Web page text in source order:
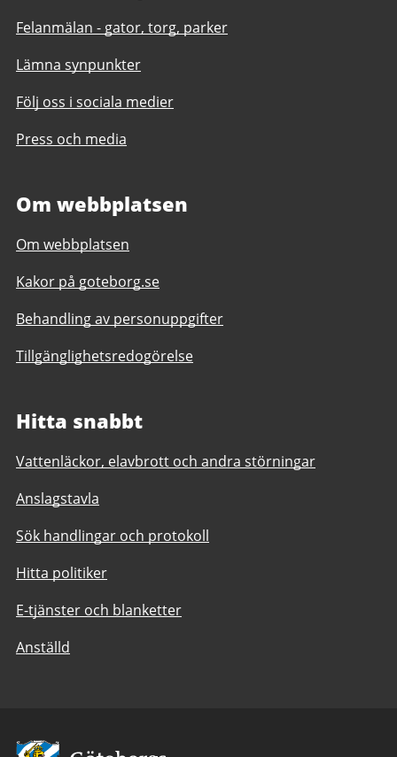
Felanmälan - gator, torg, parker
Lämna synpunkter
Följ oss i sociala medier
Press och media
Om webbplatsen
Om webbplatsen
Kakor på goteborg.se
Behandling av personuppgifter
Tillgänglighetsredogörelse
Hitta snabbt
Vattenläckor, elavbrott och andra störningar
Anslagstavla
Sök handlingar och protokoll
Hitta politiker
E-tjänster och blanketter
Anställd
Avsändare: